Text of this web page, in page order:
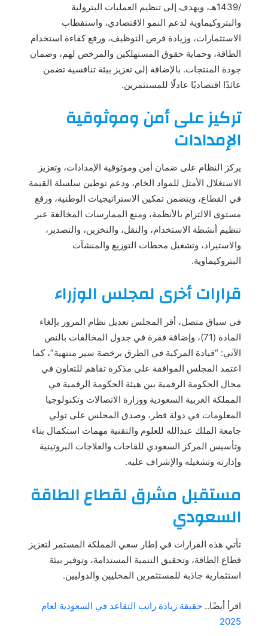
/1439هـ، ويهدف إلى تنظيم العمليات البترولية
والبتروكيماوية لدعم النمو الاقتصادي، واستقطاب
الاستثمارات، وزيادة فرص التوظيف، ورفع كفاءة استخدام
الطاقة، وحماية حقوق المستهلكين والمرخص لهم، وضمان
جودة المنتجات. بالإضافة إلى تعزيز بيئة تنافسية تضمن
عائدًا اقتصاديًا عادلًا للمستثمرين.
تركيز على أمن وموثوقية
الإمدادات
يركز النظام على ضمان أمن وموثوقية الإمدادات، وتعزيز
الاستغلال الأمثل للمواد الخام، ودعم توطين سلسلة القيمة
في القطاع، ويتضمن تمكين الاستراتيجيات الوطنية، ورفع
مستوى الالتزام بالأنظمة، ومنع الممارسات المخالفة عبر
تنظيم أنشطة الاستخدام، والنقل، والتخزين، والتصدير،
والاستيراد، وتشغيل محطات التوزيع والمنشآت
البتروكيماوية.
قرارات أخرى لمجلس الوزراء
في سياق متصل، أقر المجلس تعديل نظام المرور بإلغاء
المادة (71)، وإضافة فقرة في جدول المخالفات بالنص
الآتي: “قيادة المركبة في الطرق برخصة سير منتهية”، كما
اعتمد المجلس الموافقة على مذكرة تفاهم للتعاون في
مجال الحكومة الرقمية بين هيئة الحكومة الرقمية في
المملكة العربية السعودية ووزارة الاتصالات وتكنولوجيا
المعلومات في دولة قطر، وصدق المجلس على تولي
جامعة الملك عبدالله للعلوم والتقنية مهمات استكمال بناء
وتأسيس المركز السعودي للقاحات والعلاجات البروتينية
وإدارته وتشغيله والإشراف عليه.
مستقبل مشرق لقطاع الطاقة
السعودي
تأتي هذه القرارات في إطار سعي المملكة المستمر لتعزيز
قطاع الطاقة، وتحقيق التنمية المستدامة، وتوفير بيئة
استثمارية جاذبة للمستثمرين المحليين والدوليين.
اقرأ أيضًا.. حقيقة زيادة راتب التقاعد في السعودية لعام
2025